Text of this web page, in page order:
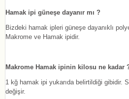
Hamak ipi güneşe dayanır mı ?
Bizdeki hamak ipleri güneşe dayanıklı
Makrome ve Hamak ipidir.
Makrome Hamak ipinin kilosu ne kadar
1 kğ hamak ipi yukarıda belirtildiği gibidir.
değişir.